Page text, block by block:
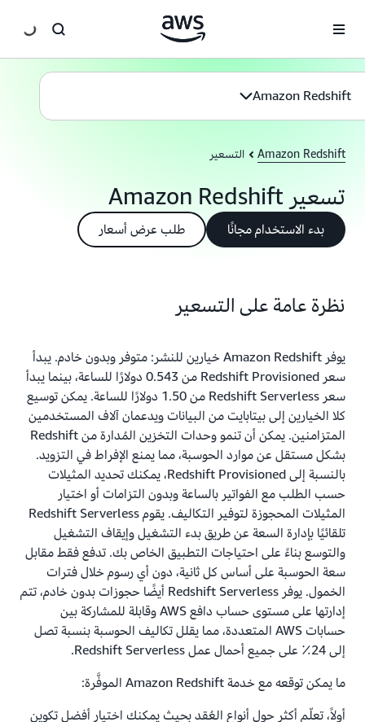
Amazon Redshift
Amazon Redshift التسعير
تسعير Amazon Redshift
بدء الاستخدام مجانًا طلب عرض أسعار
نظرة عامة على التسعير
يوفر Amazon Redshift خيارين للنشر: متوفر وبدون خادم. يبدأ
سعر Redshift Provisioned من 0.543 دولارًا للساعة، بينما يبدأ
سعر Redshift Serverless من 1.50 دولارًا للساعة. يمكن توسيع
كلا الخيارين إلى بيتابايت من البيانات ويدعمان آلاف المستخدمين
المتزامنين. يمكن أن تنمو وحدات التخزين المُدارة من Redshift
بشكل مستقل عن موارد الحوسبة، مما يمنع الإفراط في التزويد.
بالنسبة إلى Redshift Provisioned، يمكنك تحديد المثيلات
حسب الطلب مع الفواتير بالساعة وبدون التزامات أو اختيار
المثيلات المحجوزة لتوفير التكاليف. يقوم Redshift Serverless
تلقائيًا بإدارة السعة عن طريق بدء التشغيل وإيقاف التشغيل
والتوسع بناءً على احتياجات التطبيق الخاص بك. تدفع فقط مقابل
سعة الحوسبة على أساس كل ثانية، دون أي رسوم خلال فترات
الخمول. يوفر Redshift Serverless أيضًا حجوزات بدون خادم، تتم
إدارتها على مستوى حساب دافع AWS وقابلة للمشاركة بين
حسابات AWS المتعددة، مما يقلل تكاليف الحوسبة بنسبة تصل
إلى 24٪ على جميع أحمال عمل Redshift Serverless.
ما يمكن توقعه مع خدمة Amazon Redshift الموفَّرة:
أولاً، تعلّم أكثر حول أنواع العُقد بحيث يمكنك اختيار أفضل تكوين